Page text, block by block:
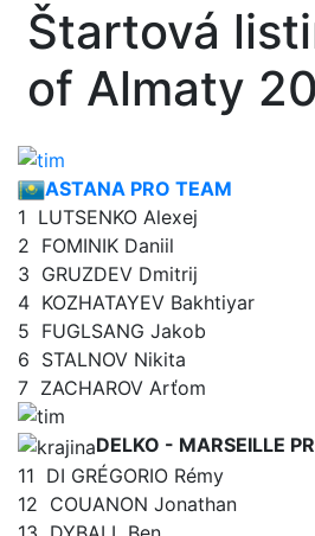
Štartová
of Almaty
ASTANA PRO TEAM
1 LUTSENKO Alexej
2 FOMINIK Daniil
3 GRUZDEV Dmitrij
4 KOZHATAYEV Bakhtiyar
5 FUGLSANG Jakob
6 STALNOV Nikita
7 ZACHAROV Arťom
DELKO - MARSEILLE
11 DI GRÉGORIO Rémy
12 COUANON Jonathan